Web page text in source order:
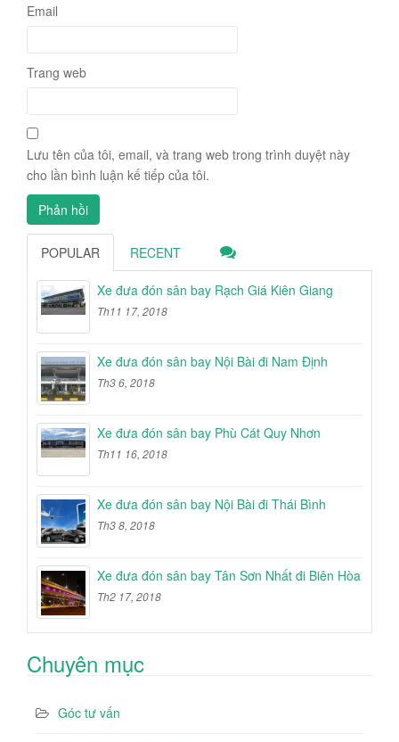
Email
Trang web
Lưu tên của tôi, email, và trang web trong trình duyệt này
cho lần bình luận kế tiếp của tôi.
POPULAR RECENT
Xe đưa đón sân bay Rạch Giá Kiên Giang
Th11 17, 2018
Xe đưa đón sân bay Nội Bài đi Nam Định
Th3 6, 2018
Xe đưa đón sân bay Phù Cát Quy Nhơn
Th11 16, 2018
Xe đưa đón sân bay Nội Bài đi Thái Bình
Th3 8, 2018
Xe đưa đón sân bay Tân Sơn Nhất đi Biên Hòa
Th2 17, 2018
Chuyên mục
Góc tư vấn